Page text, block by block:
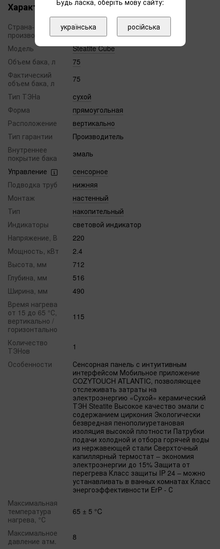
Характеристики
Страна-
производитель
Египет
Модель
Steatite Cube
Объем бака, л
75
Фактический
объем бака, л
75
Тип ТЭНа
сухой
Форма
прямоугольная
Расположение
вертикально
Тип гарантии
Производитель
Внутреннее
покрытие бака
эмаль
Управление
сенсорное
Подводка труб
нижняя
Монтаж
настенный
Тип
накопительный
Индикаторы
световой индикатор
Напряжение, В
220
Мощность, кВт
2.4
Высота, мм
712
Глубина, мм
516
Ширина, мм
490
Время нагрева
от 15 до 65 °С,
вертикально /
горизонтально
115
Количество
ТЭНов
1
Особенности
Сенсорная панель с интуитивным
интерфейсом Мобильное приложение
COZYTOUCH ATLANTIC, позволяющее
отслеживать затраты на
электроэнергию «Сухой» керамический
ТЭН Steatite Высокое качество эмали с
содержанием циркония Экологически
безвредная пенополиуретановая
изоляция высокой плотности Патрубки
подачи холодной и отбора горячей воды
из нержавеющей стали Сверхточный
капиллярный термостат – экономия
электроэнергии до 15% Защита от
перегрева Класс защиты IP 24 – можно
устанавливать в ванных комнатах Класс
энергоэффективности ErP - С
Максимальная
температура
нагрева, °С
65 ± 5 °C
Максимальное
давление атм.
8
українська російська